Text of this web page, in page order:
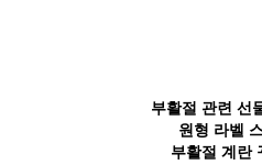
부활절 관련 선
원형 라벨
부활절 계란